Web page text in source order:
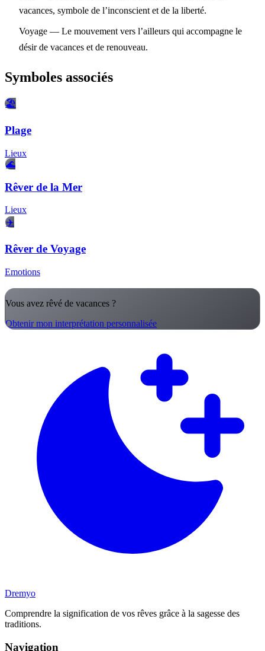
vacances, symbole de l’inconscient et de la liberté.
Voyage — Le mouvement vers l’ailleurs qui accompagne le
désir de vacances et de renouveau.
Symboles associés
🏖️
Plage
Lieux
🌊
Rêver de la Mer
Lieux
✈️
Rêver de Voyage
Emotions
Vous avez rêvé de vacances ?
Obtenir mon interprétation personnalisée
Dremyo
Comprendre la signification de vos rêves grâce à la sagesse des
traditions.
Navigation